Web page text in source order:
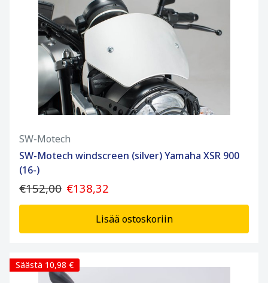
SW-Motech
SW-Motech windscreen (silver) Yamaha XSR 900
(16-)
€152,00 €138,32
Lisää ostoskoriin
Säästä 10,98 €